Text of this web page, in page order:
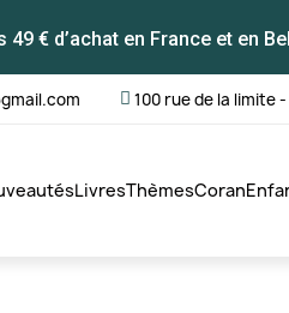
€ d’achat en France et en
100 rue de la limite
LivresThèmesCoran